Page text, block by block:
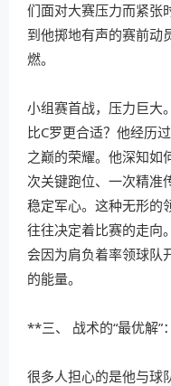
们面对大赛压力而紧张
到他掷地有声的赛前动
燃。
小组赛首战，压力巨大
比C罗更合适？他经历
之巅的荣耀。他深知如
次关键跑位、一次精准
稳定军心。这种无形的
往往决定着比赛的走向
会因为肩负着率领球队
的能量。
**三、 战术的“最优解
很多人担心的是他与球